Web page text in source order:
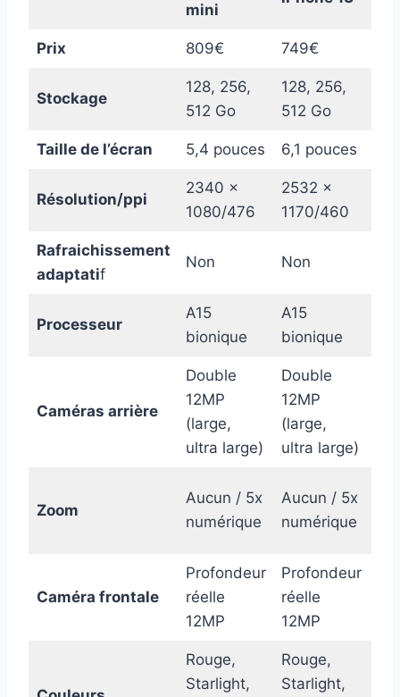
mini
Prix ​ 809€ 749€
Stockage
128, 256,
512 Go
128, 256,
512 Go
Taille de l’écran 5,4 pouces 6,1 pouces
Résolution/ppi
2340 x
1080/476
2532 x
1170/460
Rafraichissement
adaptatif
Non Non
Processeur
A15
bionique
A15
bionique
Caméras arrière
Double
12MP
(large,
ultra large)
Double
12MP
(large,
ultra large)
Zoom
Aucun / 5x
numérique
Aucun / 5x
numérique
Caméra frontale
Profondeur
réelle
12MP
Profondeur
réelle
12MP
Rouge,
Starlight,
Rouge,
Starlight,